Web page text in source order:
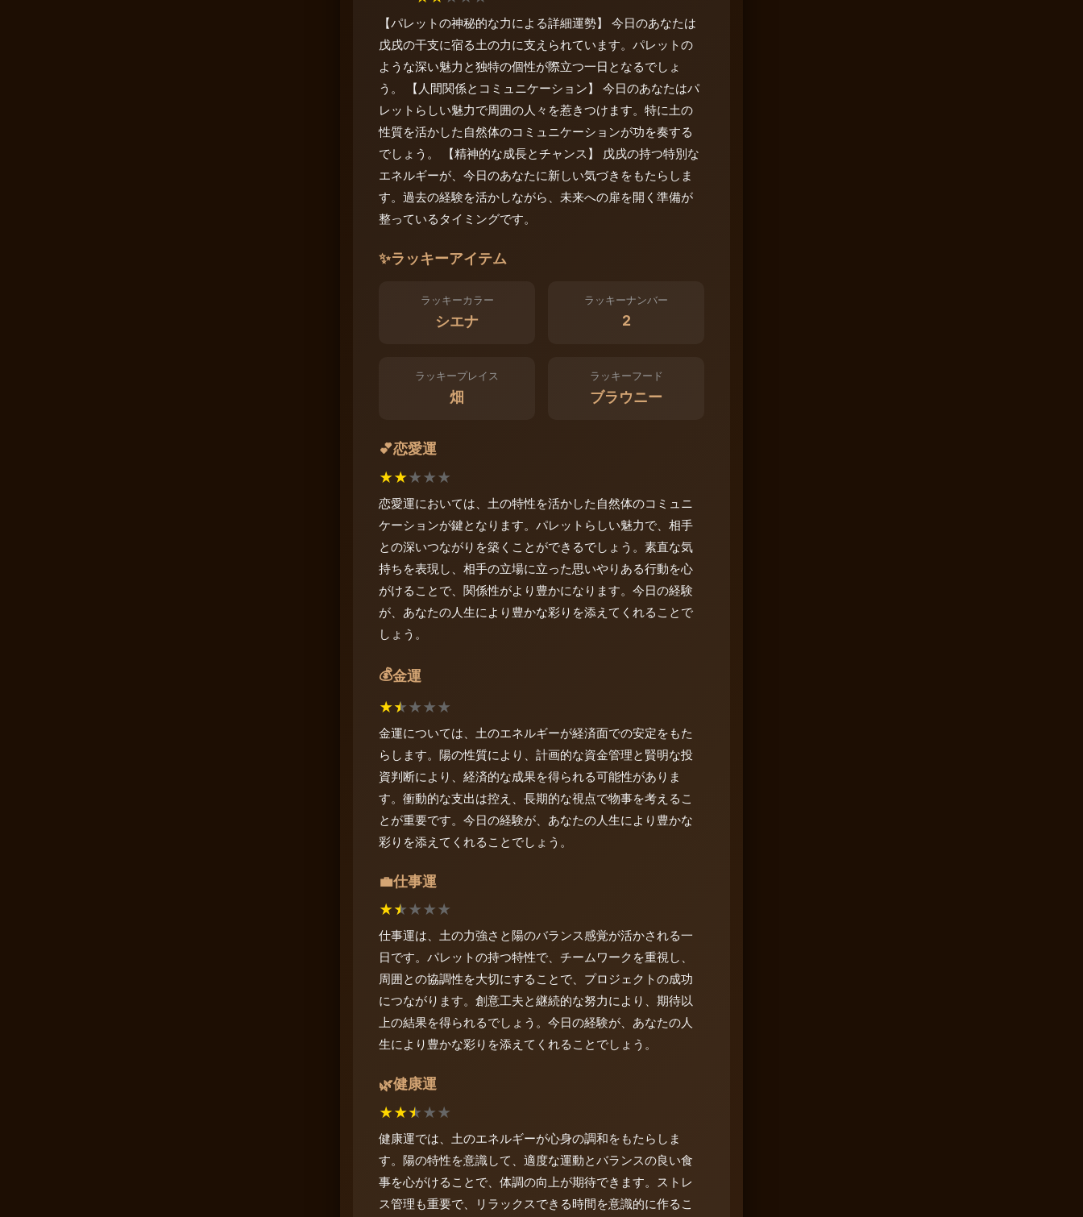
【パレットの神秘的な力による詳細運勢】 今日のあなたは
戊戌の干支に宿る土の力に支えられています。パレットの
ような深い魅力と独特の個性が際立つ一日となるでしょ
う。 【人間関係とコミュニケーション】 今日のあなたはパ
レットらしい魅力で周囲の人々を惹きつけます。特に土の
性質を活かした自然体のコミュニケーションが功を奏する
でしょう。 【精神的な成長とチャンス】 戊戌の持つ特別な
エネルギーが、今日のあなたに新しい気づきをもたらしま
す。過去の経験を活かしながら、未来への扉を開く準備が
整っているタイミングです。
✨ラッキーアイテム
ラッキーカラー
シエナ
ラッキーナンバー
2
ラッキープレイス
畑
ラッキーフード
ブラウニー
💕恋愛運
★★★★★
恋愛運においては、土の特性を活かした自然体のコミュニ
ケーションが鍵となります。パレットらしい魅力で、相手
との深いつながりを築くことができるでしょう。素直な気
持ちを表現し、相手の立場に立った思いやりある行動を心
がけることで、関係性がより豊かになります。今日の経験
が、あなたの人生により豊かな彩りを添えてくれることで
しょう。
💰金運
★★★★★
金運については、土のエネルギーが経済面での安定をもた
らします。陽の性質により、計画的な資金管理と賢明な投
資判断により、経済的な成果を得られる可能性がありま
す。衝動的な支出は控え、長期的な視点で物事を考えるこ
とが重要です。今日の経験が、あなたの人生により豊かな
彩りを添えてくれることでしょう。
💼仕事運
★★★★★
仕事運は、土の力強さと陽のバランス感覚が活かされる一
日です。パレットの持つ特性で、チームワークを重視し、
周囲との協調性を大切にすることで、プロジェクトの成功
につながります。創意工夫と継続的な努力により、期待以
上の結果を得られるでしょう。今日の経験が、あなたの人
生により豊かな彩りを添えてくれることでしょう。
🌿健康運
★★★★★
健康運では、土のエネルギーが心身の調和をもたらしま
す。陽の特性を意識して、適度な運動とバランスの良い食
事を心がけることで、体調の向上が期待できます。ストレ
ス管理も重要で、リラックスできる時間を意識的に作るこ